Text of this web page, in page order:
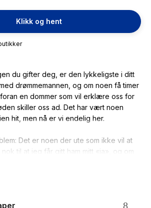
Klikk og hent
du gifter deg, er den lykkeligste i ditt
drømmemannen, og om noen få timer
en dommer som vil erklære oss for
skiller oss ad. Det har vært noen
hit, men nå er vi endelig her.
Det er noen der ute som ikke vil at
til at jeg får gitt ham mitt «ja», og om
vel, kan vedkommende få ønsket sitt